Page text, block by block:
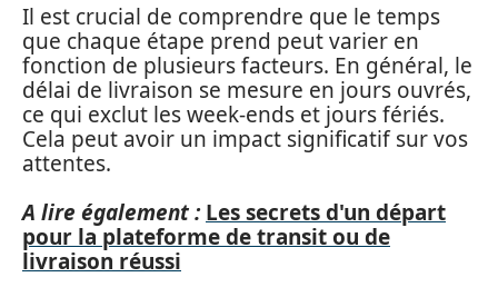
Il est crucial de comprendre que le temps
que chaque étape prend peut varier en
fonction de plusieurs facteurs. En général, le
délai de livraison se mesure en jours ouvrés,
ce qui exclut les week-ends et jours fériés.
Cela peut avoir un impact significatif sur vos
attentes.
A lire également : Les secrets d'un départ
pour la plateforme de transit ou de
livraison réussi